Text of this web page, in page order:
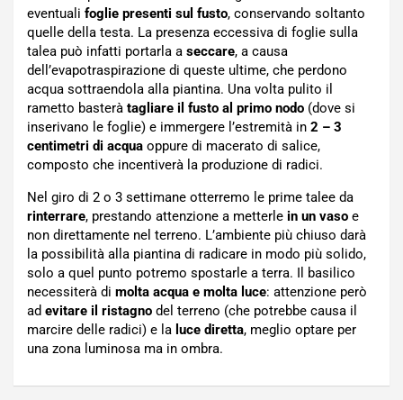
eventuali foglie presenti sul fusto, conservando soltanto
quelle della testa. La presenza eccessiva di foglie sulla
talea può infatti portarla a seccare, a causa
dell’evapotraspirazione di queste ultime, che perdono
acqua sottraendola alla piantina. Una volta pulito il
rametto basterà tagliare il fusto al primo nodo (dove si
inserivano le foglie) e immergere l’estremità in 2 – 3
centimetri di acqua oppure di macerato di salice,
composto che incentiverà la produzione di radici.
Nel giro di 2 o 3 settimane otterremo le prime talee da
rinterrare, prestando attenzione a metterle in un vaso e
non direttamente nel terreno. L’ambiente più chiuso darà
la possibilità alla piantina di radicare in modo più solido,
solo a quel punto potremo spostarle a terra. Il basilico
necessiterà di molta acqua e molta luce: attenzione però
ad evitare il ristagno del terreno (che potrebbe causa il
marcire delle radici) e la luce diretta, meglio optare per
una zona luminosa ma in ombra.